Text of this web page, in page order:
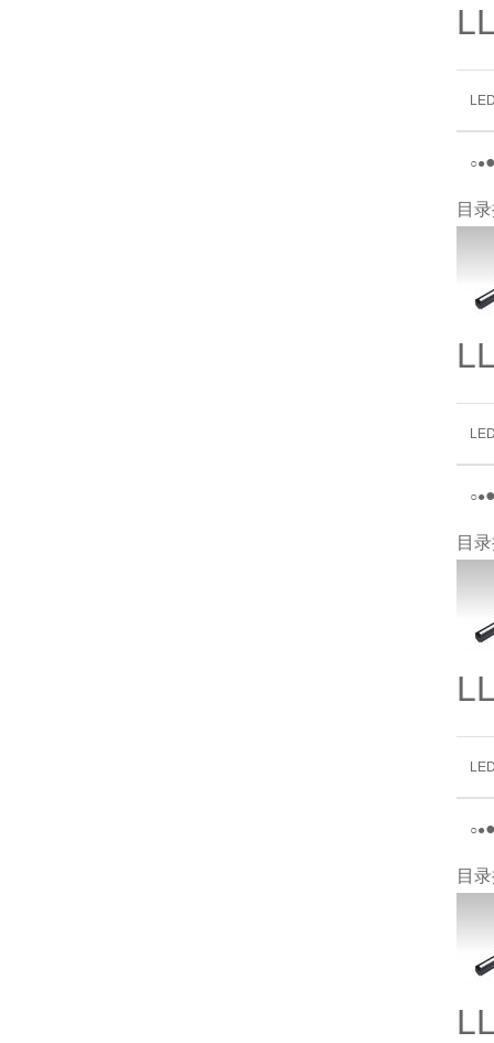
○●
目
○●
目
○●
目